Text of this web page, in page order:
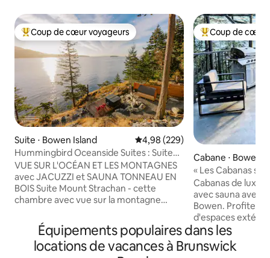
Coups de cœur voyageurs les plus appréciés
Coup de cœur voyageurs
Suite ⋅ Bowen Island Évaluation moyenne sur la
4,98 (229)
Hummingbird Oceanside Suites : Suite
Mt Strachan
VUE SUR L'OCÉAN ET LES MONTAGNES
avec JACUZZI et SAUNA TONNEAU EN
BOIS Suite Mount Strachan - cette
chambre avec vue sur la montagne
imprenable sur le mont Strachan et le
détroit Howe. La suite est attachée à la
maison, mais dispose de sa propre
Coups de cœur
Coup de cœur
Cabane ⋅ Bowen
« Les Cabanas
au-dessus de
Cabanas de luxe
avec sauna avec
Bowen. Profitez
d'espaces
de feu, douches
et
Cabana 2 et la
Équipements populaires dans les
locations de vacances à Brunswick